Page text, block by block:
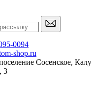
0094
shop.ru
Сосенское,
3